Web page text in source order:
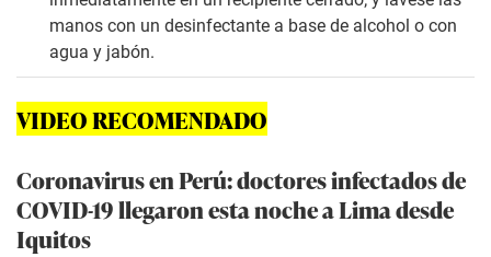
manos con un desinfectante a base de alcohol o con
agua y jabón.
VIDEO RECOMENDADO
Coronavirus en Perú: doctores infectados de
COVID-19 llegaron esta noche a Lima desde
Iquitos